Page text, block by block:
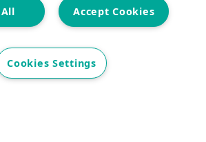
con tu presente para que vivas
mejor mañana
Accept Cookies
Cookies Settings